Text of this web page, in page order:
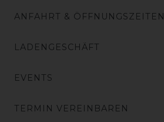
ANFAHRT & ÖFFNUNGSZEITEN
LADENGESCHÄFT
EVENTS
TERMIN VEREINBAREN